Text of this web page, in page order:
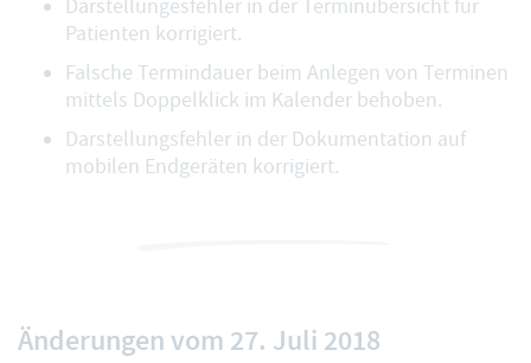
Darstellungesfehler in der Terminübersicht für
Patienten korrigiert.
Falsche Termindauer beim Anlegen von Terminen
mittels Doppelklick im Kalender behoben.
Darstellungsfehler in der Dokumentation auf
mobilen Endgeräten korrigiert.
Änderungen vom 27. Juli 2018